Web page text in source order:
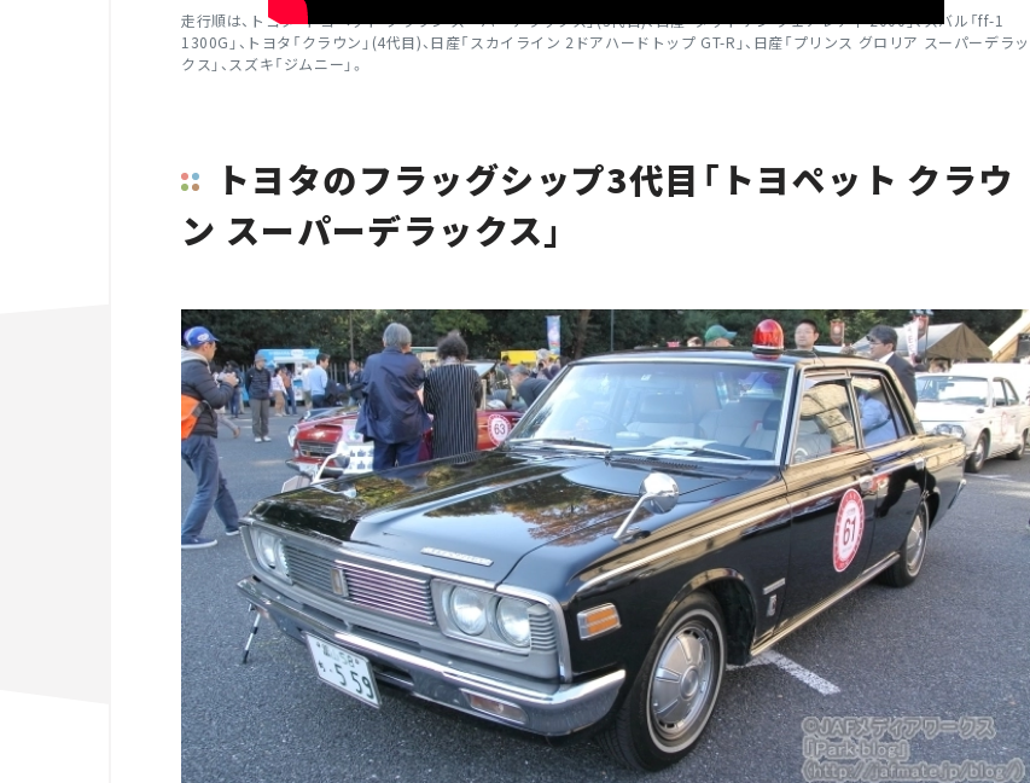
走行順は、トヨタ「トヨペット クラウン スーパーデラックス」(3代目)、日産「ダットサン フェアレディ 2000」、スバル「ff-1
1300G」、トヨタ「クラウン」(4代目)、日産「スカイライン 2ドアハードトップ GT-R」、日産「プリンス グロリア スーパーデラッ
クス」、スズキ「ジムニー」。
トヨタのフラッグシップ3代目「トヨペット クラウ
ン スーパーデラックス」